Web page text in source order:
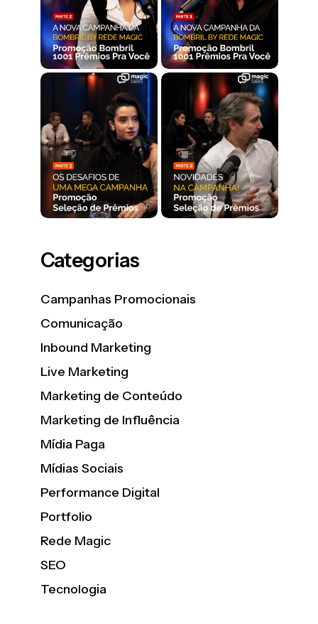
Categorias
Campanhas Promocionais
Comunicação
Inbound Marketing
Live Marketing
Marketing de Conteúdo
Marketing de Influência
Mídia Paga
Mídias Sociais
Performance Digital
Portfolio
Rede Magic
SEO
Tecnologia